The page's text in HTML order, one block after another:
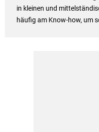
in kleinen und
häufig am Know-how, um